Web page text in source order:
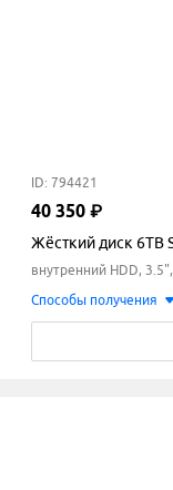
ID: 794421
40 350 ₽
Жёсткий диск 6TB
внутренний HDD,
Способы получения